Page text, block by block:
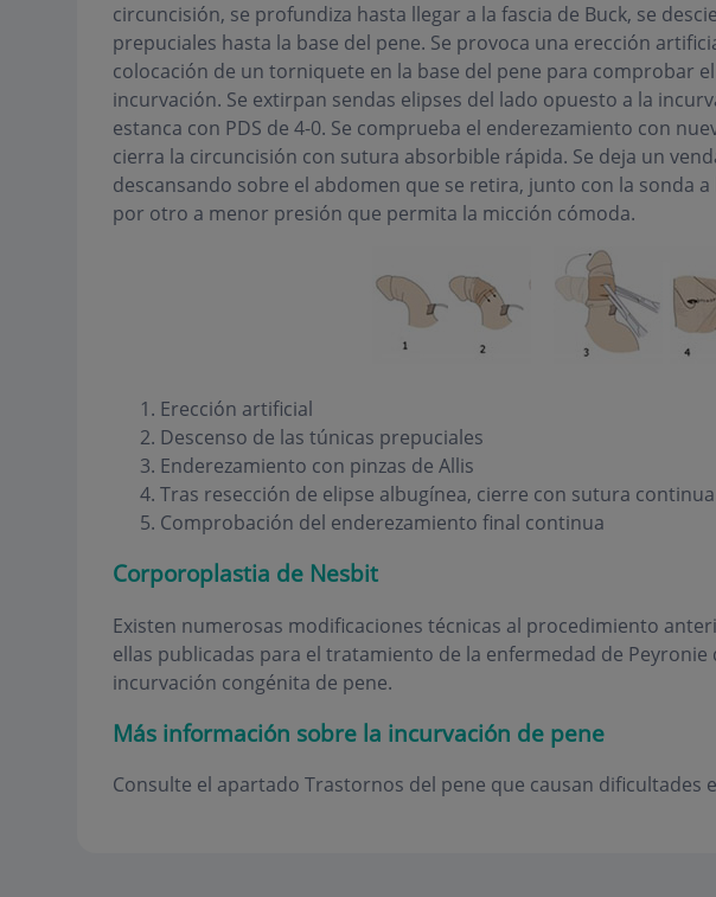
circuncisión, se profundiza hasta llegar a la fascia de Buck, se
prepuciales hasta la base del pene. Se provoca una erección
colocación de un torniquete en la base del pene para comprobar
incurvación. Se extirpan sendas elipses del lado opuesto a la
estanca con PDS de 4-0. Se comprueba el enderezamiento con
cierra la circuncisión con sutura absorbible rápida. Se deja un
descansando sobre el abdomen que se retira, junto con la sonda
por otro a menor presión que permita la micción cómoda.
Erección artificial
Descenso de las túnicas prepuciales
Enderezamiento con pinzas de Allis
Tras resección de elipse albugínea, cierre con sutura continua
Comprobación del enderezamiento final continua
Corporoplastia de Nesbit
Existen numerosas modificaciones técnicas al procedimiento
ellas publicadas para el tratamiento de la enfermedad de Peyronie
incurvación congénita de pene.
Más información sobre la incurvación de pene
Consulte el apartado Trastornos del pene que causan dificultades